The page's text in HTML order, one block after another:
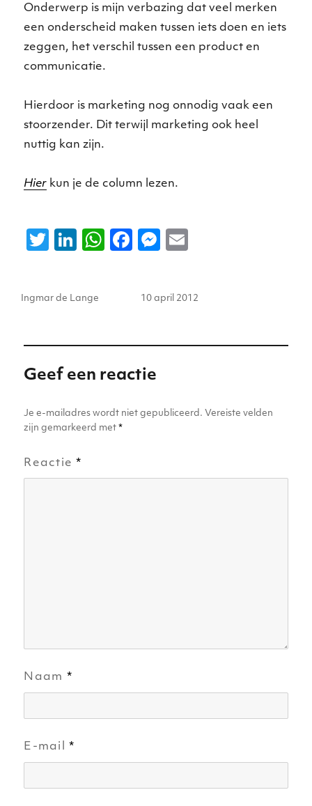
Onderwerp is mijn verbazing dat veel merken
een onderscheid maken tussen iets doen en iets
zeggen, het verschil tussen een product en
communicatie.
Hierdoor is marketing nog onnodig vaak een
stoorzender. Dit terwijl marketing ook heel
nuttig kan zijn.
Hier kun je de column lezen.
T
te
Li
e
n
W
p
p
F
e
o
o
M
e
g
l
Auteur
Ingmar de Lange
Geplaatst
10 april 2012
Geef een reactie
Je e-mailadres wordt niet gepubliceerd. Vereiste velden
zijn gemarkeerd met*
Reactie*
Naam *
E-mail*